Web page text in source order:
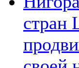
стран